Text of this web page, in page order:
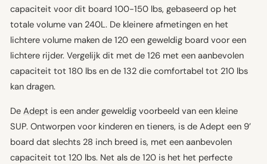
capaciteit voor dit board 100-150 lbs, gebaseerd op het
totale volume van 240L. De kleinere afmetingen en het
lichtere volume maken de 120 een geweldig board voor een
lichtere rijder. Vergelijk dit met de 126 met een aanbevolen
capaciteit tot 180 lbs en de 132 die comfortabel tot 210 lbs
kan dragen.
De Adept is een ander geweldig voorbeeld van een kleine
SUP. Ontworpen voor kinderen en tieners, is de Adept een 9’
board dat slechts 28 inch breed is, met een aanbevolen
capaciteit tot 120 lbs. Net als de 120 is het het perfecte